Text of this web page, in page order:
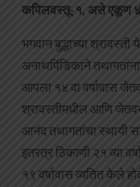
कपिलवस्तू-१, असे एकूण ४६
भगवान बुद्धाच्या
अनाथपिंडिकाने तथागतांना
आपला १४ वा वर्षावास
श्रावस्तीमधील आणि
आनंद तथागतांचा स्थायी
इतरत्र ठिकाणी २१ व्या
१९ वर्षावास व्यतित केले